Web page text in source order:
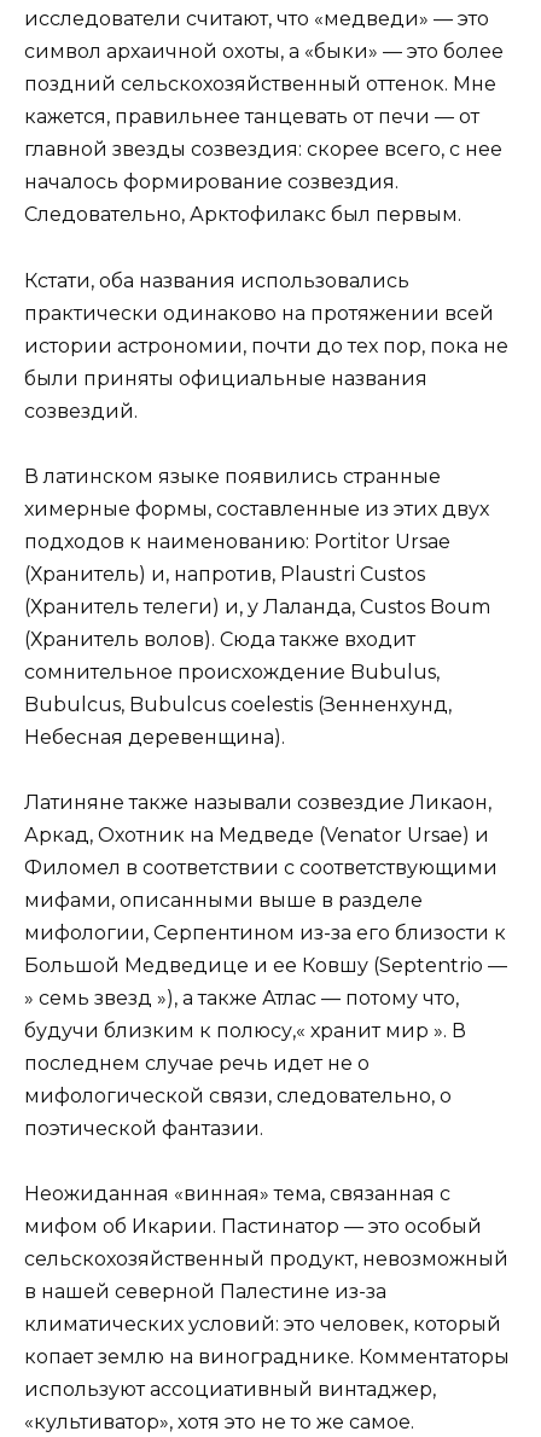
исследователи считают, что «медведи» — это
символ архаичной охоты, а «быки» — это более
поздний сельскохозяйственный оттенок. Мне
кажется, правильнее танцевать от печи — от
главной звезды созвездия: скорее всего, с нее
началось формирование созвездия.
Следовательно, Арктофилакс был первым.
Кстати, оба названия использовались
практически одинаково на протяжении всей
истории астрономии, почти до тех пор, пока не
были приняты официальные названия
созвездий.
В латинском языке появились странные
химерные формы, составленные из этих двух
подходов к наименованию: Portitor Ursae
(Хранитель) и, напротив, Plaustri Custos
(Хранитель телеги) и, у Лаланда, Custos Boum
(Хранитель волов). Сюда также входит
сомнительное происхождение Bubulus,
Bubulcus, Bubulcus coelestis (Зенненхунд,
Небесная деревенщина).
Латиняне также называли созвездие Ликаон,
Аркад, Охотник на Медведе (Venator Ursae) и
Филомел в соответствии с соответствующими
мифами, описанными выше в разделе
мифологии, Серпентином из-за его близости к
Большой Медведице и ее Ковшу (Septentrio —
» семь звезд »), а также Атлас — потому что,
будучи близким к полюсу,« хранит мир ». В
последнем случае речь идет не о
мифологической связи, следовательно, о
поэтической фантазии.
Неожиданная «винная» тема, связанная с
мифом об Икарии. Пастинатор — это особый
сельскохозяйственный продукт, невозможный
в нашей северной Палестине из-за
климатических условий: это человек, который
копает землю на винограднике. Комментаторы
используют ассоциативный винтаджер,
«культиватор», хотя это не то же самое.